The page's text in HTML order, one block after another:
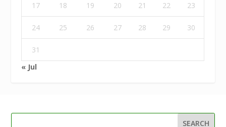
17 18 19 20 21 22 23
24 25 26 27 28 29 30
31
« Jul